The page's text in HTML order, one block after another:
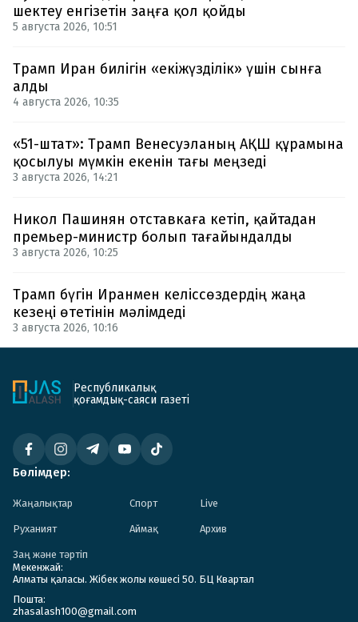
шектеу енгізетін заңға қол қойды
5 августа 2026, 10:51
Трамп Иран билігін «екіжүзділік» үшін сынға
алды
4 августа 2026, 10:35
«51-штат»: Трамп Венесуэланың АҚШ құрамына
қосылуы мүмкін екенін тағы меңзеді
3 августа 2026, 14:21
Никол Пашинян отставкаға кетіп, қайтадан
премьер-министр болып тағайындалды
3 августа 2026, 10:25
Трамп бүгін Иранмен келіссөздердің жаңа
кезеңі өтетінін мәлімдеді
3 августа 2026, 10:16
Республикалық
қоғамдық-саяси газеті
Бөлімдер:
Жаңалықтар Спорт Live
Руханият Аймақ Архив
Заң және тәртіп
Мекенжай:
Алматы қаласы. Жібек жолы көшесі 50. БЦ Квартал
Пошта:
zhasalash100@gmail.com